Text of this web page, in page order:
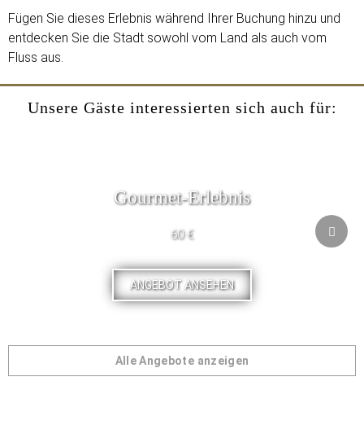
Fügen Sie dieses Erlebnis während Ihrer Buchung hinzu und
entdecken Sie die Stadt sowohl vom Land als auch vom
Fluss aus.
Unsere Gäste interessierten sich auch für:
Gourmet-Erlebnis
60 €
ANGEBOT ANSEHEN
Alle Angebote anzeigen